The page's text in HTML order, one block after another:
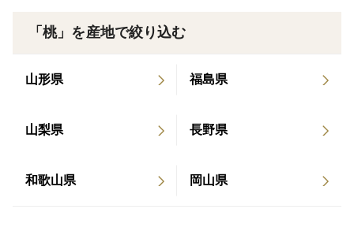
す。
◾️数量、分量の目安
畑に適した自家製堆肥を使用し、土壌に酵素を撒き微生
「桃」を産地で絞り込む
山形県 福島県
山梨県 長野県
和歌山県 岡山県